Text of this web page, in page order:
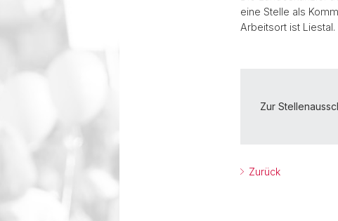
eine Stelle als
Arbeitsort ist Liestal.
Zur
Zurück